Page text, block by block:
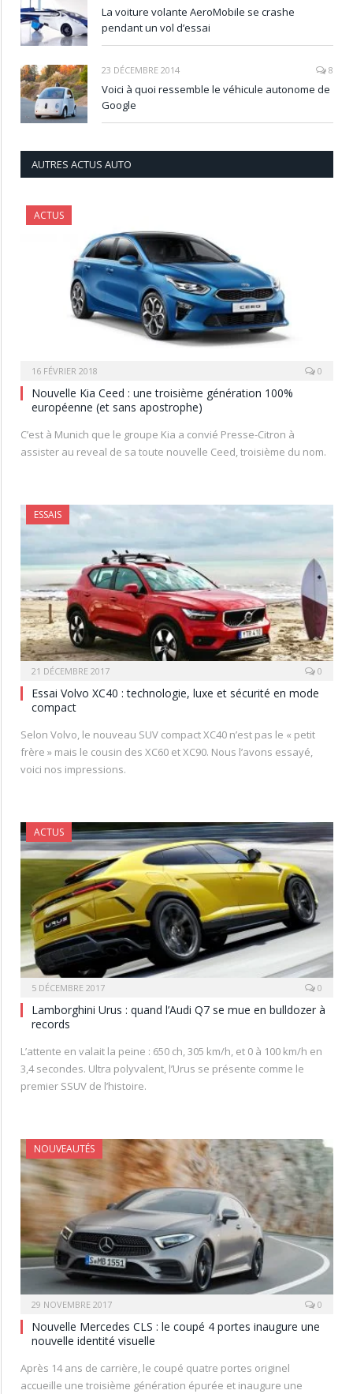
La voiture volante AeroMobile se crashe
pendant un vol d’essai
23 DÉCEMBRE 2014 8
Voici à quoi ressemble le véhicule autonome de
Google
AUTRES ACTUS AUTO
ACTUS
16 FÉVRIER 2018 0
Nouvelle Kia Ceed : une troisième génération 100%
européenne (et sans apostrophe)
C’est à Munich que le groupe Kia a convié Presse-Citron à
assister au reveal de sa toute nouvelle Ceed, troisième du nom.
ESSAIS
21 DÉCEMBRE 2017 0
Essai Volvo XC40 : technologie, luxe et sécurité en mode
compact
Selon Volvo, le nouveau SUV compact XC40 n’est pas le « petit
frère » mais le cousin des XC60 et XC90. Nous l’avons essayé,
voici nos impressions.
ACTUS
5 DÉCEMBRE 2017 0
Lamborghini Urus : quand l’Audi Q7 se mue en bulldozer à
records
L’attente en valait la peine : 650 ch, 305 km/h, et 0 à 100 km/h en
3,4 secondes. Ultra polyvalent, l’Urus se présente comme le
premier SSUV de l’histoire.
NOUVEAUTÉS
29 NOVEMBRE 2017 0
Nouvelle Mercedes CLS : le coupé 4 portes inaugure une
nouvelle identité visuelle
Après 14 ans de carrière, le coupé quatre portes originel
accueille une troisième génération épurée et inaugure une